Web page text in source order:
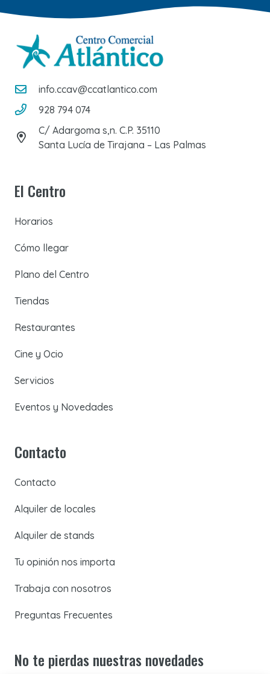
info.ccav@ccatlantico.com
928 794 074
C/ Adargoma s,n. C.P. 35110
Santa Lucía de Tirajana – Las Palmas
El Centro
Horarios
Cómo llegar
Plano del Centro
Tiendas
Restaurantes
Cine y Ocio
Servicios
Eventos y Novedades
Contacto
Contacto
Alquiler de locales
Alquiler de stands
Tu opinión nos importa
Trabaja con nosotros
Preguntas Frecuentes
No te pierdas nuestras novedades